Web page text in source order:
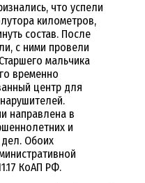
что успели
километров,
состав. После
с ними провели
мальчика
временно
центр для
направлена в
и
дел. Обоих
КоАП РФ.